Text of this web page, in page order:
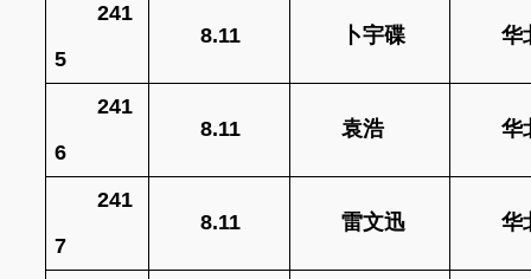
241
5
8.11 卜宇碟 华
241
6
8.11 袁浩 华
241
7
8.11 雷文迅 华